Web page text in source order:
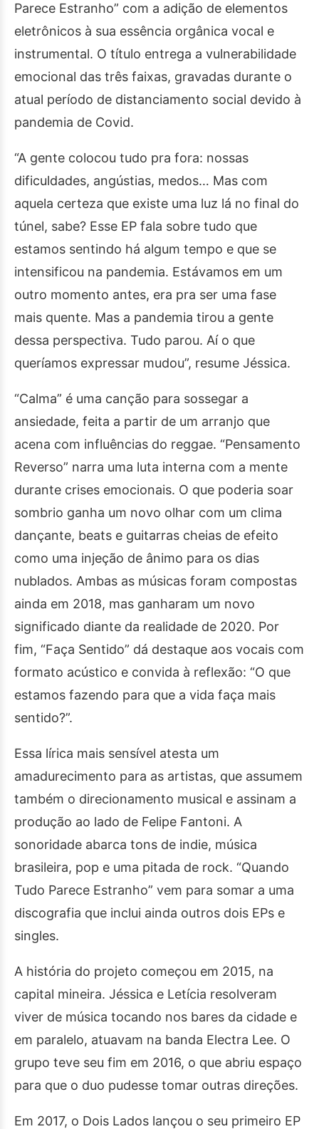
Parece Estranho” com a adição de elementos
eletrônicos à sua essência orgânica vocal e
instrumental. O título entrega a vulnerabilidade
emocional das três faixas, gravadas durante o
atual período de distanciamento social devido à
pandemia de Covid.
“A gente colocou tudo pra fora: nossas
dificuldades, angústias, medos… Mas com
aquela certeza que existe uma luz lá no final do
túnel, sabe? Esse EP fala sobre tudo que
estamos sentindo há algum tempo e que se
intensificou na pandemia. Estávamos em um
outro momento antes, era pra ser uma fase
mais quente. Mas a pandemia tirou a gente
dessa perspectiva. Tudo parou. Aí o que
queríamos expressar mudou”, resume Jéssica.
“Calma” é uma canção para sossegar a
ansiedade, feita a partir de um arranjo que
acena com influências do reggae. “Pensamento
Reverso” narra uma luta interna com a mente
durante crises emocionais. O que poderia soar
sombrio ganha um novo olhar com um clima
dançante, beats e guitarras cheias de efeito
como uma injeção de ânimo para os dias
nublados. Ambas as músicas foram compostas
ainda em 2018, mas ganharam um novo
significado diante da realidade de 2020. Por
fim, “Faça Sentido” dá destaque aos vocais com
formato acústico e convida à reflexão: “O que
estamos fazendo para que a vida faça mais
sentido?”.
Essa lírica mais sensível atesta um
amadurecimento para as artistas, que assumem
também o direcionamento musical e assinam a
produção ao lado de Felipe Fantoni. A
sonoridade abarca tons de indie, música
brasileira, pop e uma pitada de rock. “Quando
Tudo Parece Estranho” vem para somar a uma
discografia que inclui ainda outros dois EPs e
singles.
A história do projeto começou em 2015, na
capital mineira. Jéssica e Letícia resolveram
viver de música tocando nos bares da cidade e
em paralelo, atuavam na banda Electra Lee. O
grupo teve seu fim em 2016, o que abriu espaço
para que o duo pudesse tomar outras direções.
Em 2017, o Dois Lados lançou o seu primeiro EP